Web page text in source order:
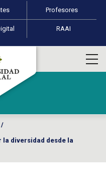
Profesores
RAAI
/
diversidad desde la